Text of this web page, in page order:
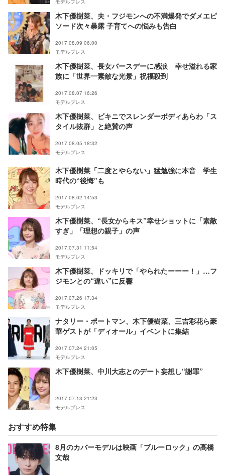
モデルプレス
木下優樹菜、夫・フジモンへの不満爆発でダメエピ
ソード次々暴露 子育てへの悩みも告白
2017.08.09 06:00
モデルプレス
木下優樹菜、長女バースデーに感涙 幸せ溢れる家
族に「世界一素敵な光景」祝福殺到
2017.08.07 16:26
モデルプレス
木下優樹菜、ビキニでスレンダーボディあらわ「ス
タイル抜群」と絶賛の声
2017.08.05 18:32
モデルプレス
木下優樹菜「二度とやらない」猛勉強に本音 学生
時代の“後悔”も
2017.08.02 14:53
モデルプレス
木下優樹菜、“長女からキス”幸せショットに「素敵
すぎ」「理想の親子」の声
2017.07.31 11:54
モデルプレス
木下優樹菜、ドッキリで「やられたーーー！」…フ
ジモンとの“違い”に反響
2017.07.26 17:34
モデルプレス
ナタリー・ポートマン、木下優樹菜、三吉彩花ら豪
華ゲストが「ディオール」イベントに集結
2017.07.24 21:05
モデルプレス
木下優樹菜、中川大志とのデート妄想し“謝罪”
2017.07.13 21:23
モデルプレス
おすすめ特集
8月のカバーモデルは映画「ブルーロック」の高橋
文哉